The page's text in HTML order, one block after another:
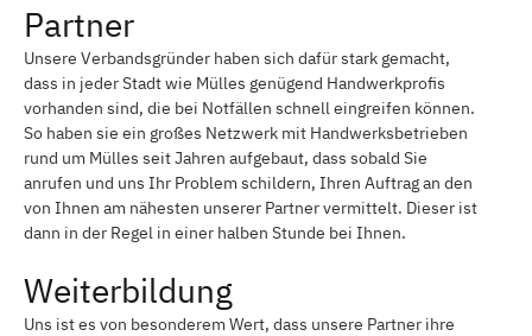
Partner
Unsere Verbandsgründer haben sich dafür stark gemacht,
dass in jeder Stadt wie Mülles genügend Handwerkprofis
vorhanden sind, die bei Notfällen schnell eingreifen können.
So haben sie ein großes Netzwerk mit Handwerksbetrieben
rund um Mülles seit Jahren aufgebaut, dass sobald Sie
anrufen und uns Ihr Problem schildern, Ihren Auftrag an den
von Ihnen am nähesten unserer Partner vermittelt. Dieser ist
dann in der Regel in einer halben Stunde bei Ihnen.
Weiterbildung
Uns ist es von besonderem Wert, dass unsere Partner ihre